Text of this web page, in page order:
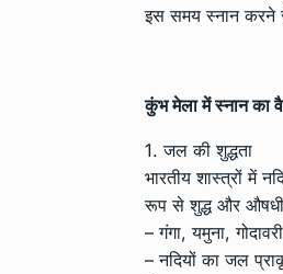
इस समय स्नान करने से
कुंभ मेला में स्नान का
1. जल की शुद्धता
भारतीय शास्त्रों में
रूप से शुद्ध और
– गंगा, यमुना,
– नदियों का जल